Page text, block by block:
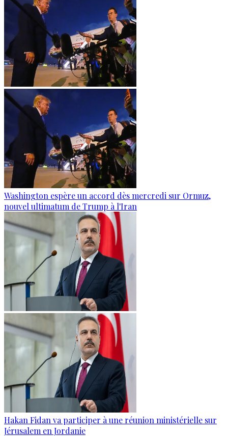
Washington espère un accord dès mercredi sur Ormuz,
nouvel ultimatum de Trump à l'Iran
Hakan Fidan va participer à une réunion ministérielle sur
Jérusalem en Jordanie